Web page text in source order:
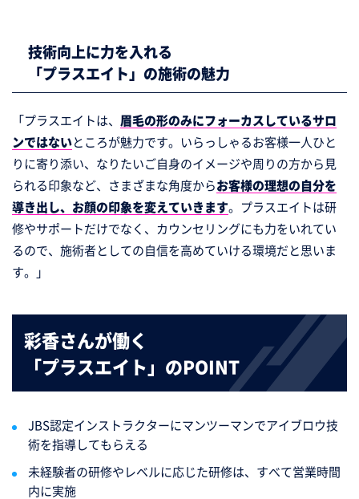
技術向上に力を入れる
「プラスエイト」の施術の魅力
「プラスエイトは、 眉毛の形のみにフォーカスしているサロ
ンではないところが魅力です。いらっしゃるお客様一人ひと
りに寄り添い、なりたいご自身のイメージや周りの方から見
られる印象など、さまざまな角度からお客様の理想の自分を
導き出し、お顔の印象を変えていきます。プラスエイトは研
修やサポートだけでなく、カウンセリングにも力をいれてい
るので、施術者としての自信を高めていける環境だと思いま
す。」
彩香さんが働く
「プラスエイト」のPOINT
JBS認定インストラクターにマンツーマンでアイブロウ技
術を指導してもらえる
未経験者の研修やレベルに応じた研修は、すべて営業時間
内に実施